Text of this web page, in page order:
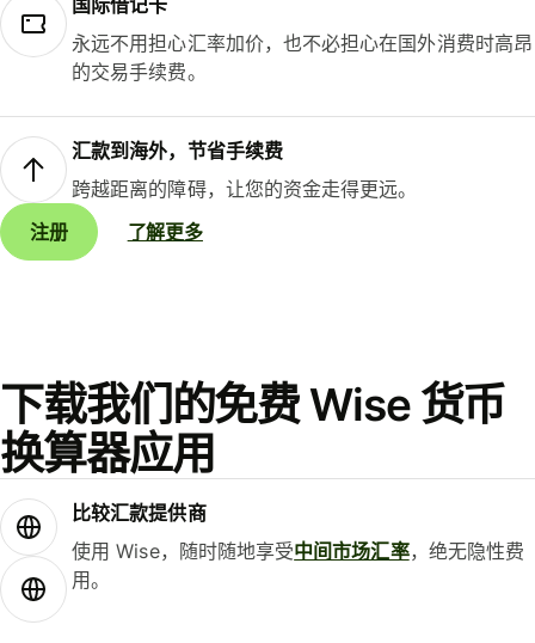
国际借记卡
永远不用担心汇率加价，也不必担心在国外消费时高昂
的交易手续费。
汇款到海外，节省手续费
跨越距离的障碍，让您的资金走得更远。
注册
了解更多
下载我们的免费 Wise 货币
换算器应用
比较汇款提供商
使用 Wise，随时随地享受中间市场汇率，绝无隐性费
用。